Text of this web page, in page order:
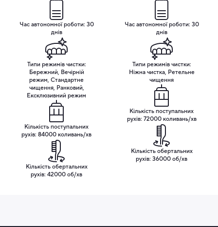
Ефективність та стиль в одному пристрої
Ергономічний та стильний дизайн із сенсорним
екраном у поєднанні з якісними матеріалами робить
щітку Oclean X Pro Digital не тільки ефективним, а й
естетично приємним аксесуаром. Доступна в двох
кольорах: нейтральний Срібний і м'який Шампань.
Потужна батарея забезпечує до 30 днів автономної
роботи, а швидка зарядка дозволяє відновити заряд
лише за 3 години. Легка вага та компактність
пристрою робить його зручним для використання у
Час автономної роботи: 30
днів
Типи режимів чистки:
Бережний, Вечірній
режим, Стандартне
чищення, Ранковий,
Ексклюзивний режим
Кількість поступальних
рухів: 84000 коливань/хв
Кількість обертальних
рухів: 42000 об/хв
Час автономної роботи: 30
днів
Типи режимів чистки:
Ніжна чистка, Ретельне
чищення
Кількість поступальних
рухів: 72000 коливань/хв
Кількість обертальних
рухів: 36000 об/хв